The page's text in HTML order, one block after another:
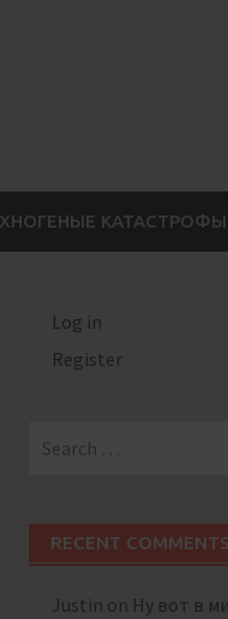
Log in
Register
for:
RECENT COMMENTS
Justin on Ну вот в